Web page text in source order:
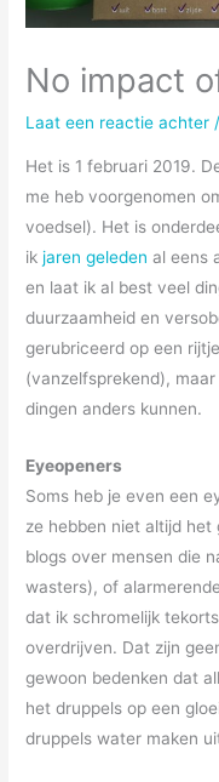
No impact
Laat een reactie achter
Het is 1 februari 2019.
me heb voorgenomen
voedsel). Het is
ikjaren geleden al eens
en laat ik al best veel
duurzaamheid en
gerubriceerd op een
(vanzelfsprekend),
dingen anders kunnen.
Eyeopeners
Soms heb je even een
ze hebben niet altijd
blogs over mensen die
wasters), of
dat ik schromelijk
overdrijven. Dat zijn
gewoon bedenken dat
het druppels op een
druppels water maken